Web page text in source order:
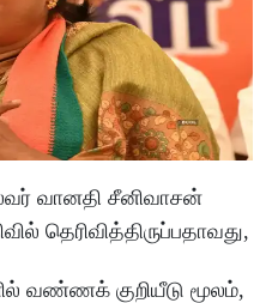
வானதி சீனிவாசன்
தெரிவித்திருப்பதாவது,
வண்ணக் குறியீடு மூலம்,